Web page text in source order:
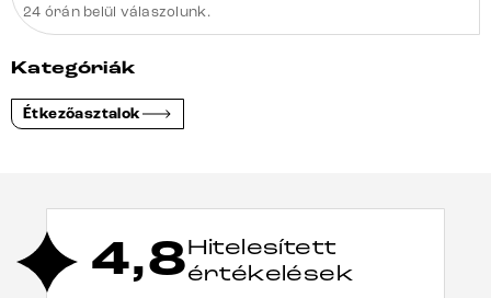
24 órán belül válaszolunk.
Kategóriák
Étkezőasztalok
4,8Hitelesített
értékelések